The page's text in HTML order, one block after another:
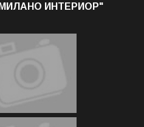
ИНТЕРИОР"